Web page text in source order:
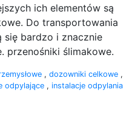
ich elementów są
Do transportowania
się bardzo i znacznie
przenośniki ślimakowe.
, dozowniki celkowe ,
odpylające , instalacje odpylania